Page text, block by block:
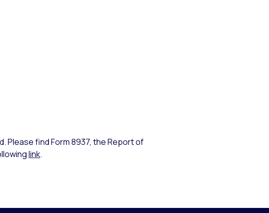
Please find Form 8937, the Report of
link.